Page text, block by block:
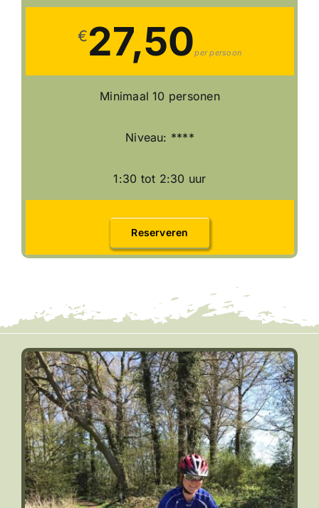
€27,50per persoon
Minimaal 10 personen
Niveau: ****
1:30 tot 2:30 uur
Reserveren